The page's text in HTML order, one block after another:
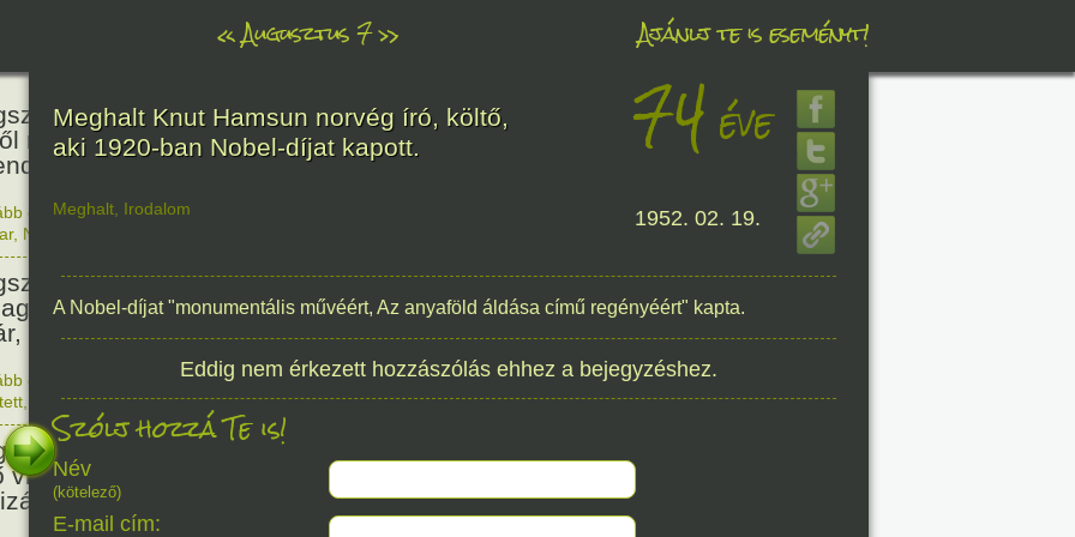
«Augusztus 7» Ajánlj te is eseményt!
Báthori Erzsébet,
rémséges és kegyetlen
éltek.
466
olvasom|Nincs hozzászólás, szólj hozzá!
, Nő
Kondor Gusztáv
matematikus, egyetemi
akadémikus.
201éve
olvasom
Nincs hozzászólás, szólj hozzá!
Technika,Magyar 1825. 08. 07.
Mata Hari, a híres
világháborús táncosnő,
és kém.
150éve
Meghalt Knut Hamsun norvég író, költő,
aki 1920-ban Nobel-díjat kapott.
74 éve
Meghalt Irodalom 1952. 02. 19.
A Nobel-díjat "monumentális művéért, Az anyaföld áldása című regényéért" kapta.
Eddig nem érkezett hozzászólás ehhez a bejegyzéshez.
Szólj hozzá Te is!
Név
(kötelező)
E-mail cím: